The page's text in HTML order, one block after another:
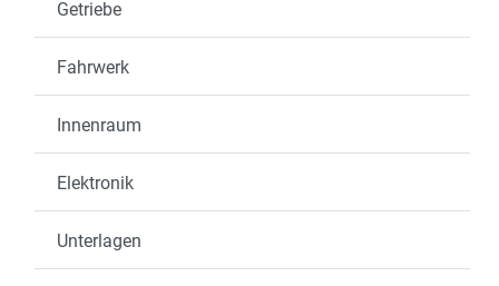
Getriebe
Fahrwerk
Innenraum
Elektronik
Unterlagen